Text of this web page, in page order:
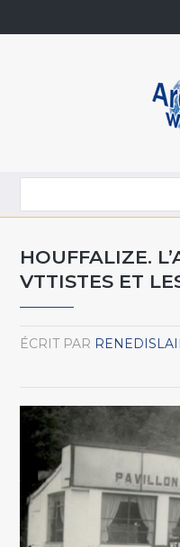
HOUFFALIZE.
VTTISTES ET
ÉCRIT PAR